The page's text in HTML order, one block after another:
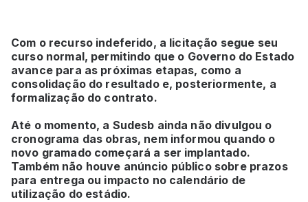
Com o recurso indeferido, a licitação segue seu
curso normal, permitindo que o Governo do Estado
avance para as próximas etapas, como a
consolidação do resultado e, posteriormente, a
formalização do contrato.
Até o momento, a Sudesb ainda não divulgou o
cronograma das obras, nem informou quando o
novo gramado começará a ser implantado.
Também não houve anúncio público sobre prazos
para entrega ou impacto no calendário de
utilização do estádio.